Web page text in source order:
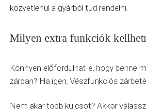
közvetlenül a gyárból tud rendelni.
Milyen extra funkciók
Könnyen előfordulhat-e, hogy benne
zárban? Ha igen, Vészfunkciós
Nem akar több kulcsot? Akkor